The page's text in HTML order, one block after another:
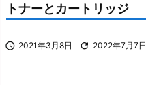
トナーとカートリッジ
 2021年3月8日  2022年7月7日